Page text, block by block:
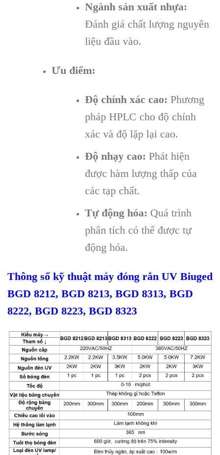
Ngành sản xuất nhựa:
Đánh giá chất lượng nguyên
liệu đầu vào.
Ưu điểm:
Độ chính xác cao: Phương
pháp HPLC cho độ chính
xác và độ lặp lại cao.
Độ nhạy cao: Phát hiện
được hàm lượng thấp của
các tạp chất.
Tự động hóa: Quá trình
phân tích có thể được tự
động hóa.
Thông số kỹ thuật máy đóng rắn UV Biuged
BGD 8212, BGD 8213, BGD 8313, BGD
8222, BGD 8223, BGD 8323